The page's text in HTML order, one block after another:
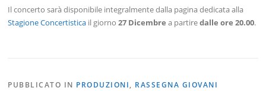
Il concerto sarà disponibile integralmente dalla pagina dedicata alla
Stagione Concertistica il giorno27 Dicembre a partiredalle ore 20.00.
PUBBLICATO IN PRODUZIONI, RASSEGNA GIOVANI